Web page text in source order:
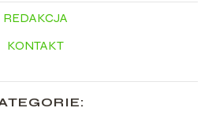
REDAKCJA
KONTAKT